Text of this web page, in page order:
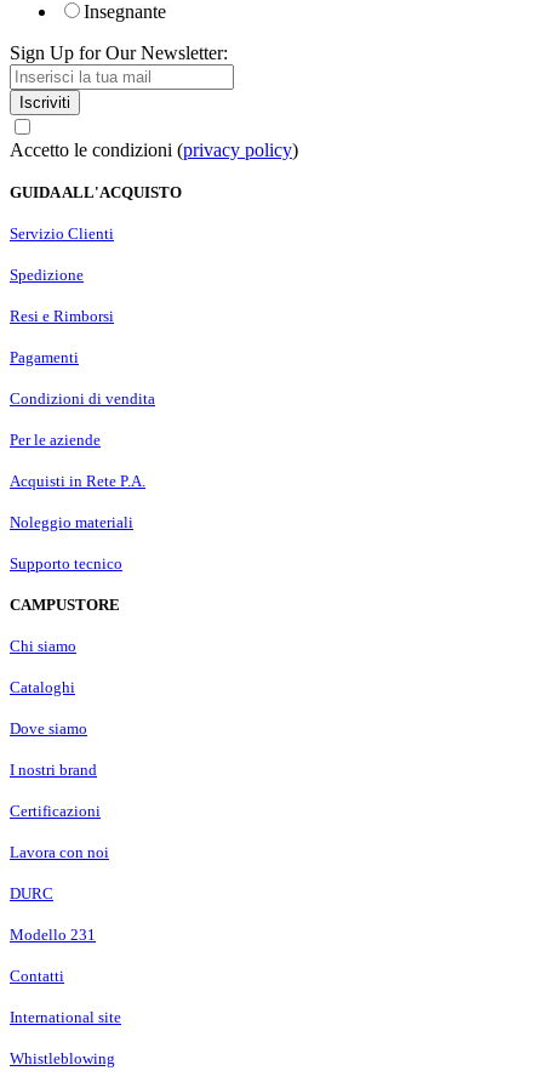
Insegnante
Sign Up for Our Newsletter:
Iscriviti
Accetto le condizioni (privacy policy)
GUIDA ALL'ACQUISTO
Servizio Clienti
Spedizione
Resi e Rimborsi
Pagamenti
Condizioni di vendita
Per le aziende
Acquisti in Rete P.A.
Noleggio materiali
Supporto tecnico
CAMPUSTORE
Chi siamo
Cataloghi
Dove siamo
I nostri brand
Certificazioni
Lavora con noi
DURC
Modello 231
Contatti
International site
Whistleblowing